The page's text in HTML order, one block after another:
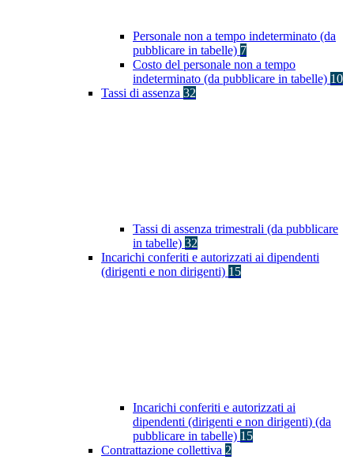
Personale non a tempo indeterminato (da
pubblicare in tabelle) 7
Costo del personale non a tempo
indeterminato (da pubblicare in tabelle) 10
Tassi di assenza 32
Tassi di assenza trimestrali (da pubblicare
in tabelle) 32
Incarichi conferiti e autorizzati ai dipendenti
(dirigenti e non dirigenti) 15
Incarichi conferiti e autorizzati ai
dipendenti (dirigenti e non dirigenti) (da
pubblicare in tabelle) 15
Contrattazione collettiva 2